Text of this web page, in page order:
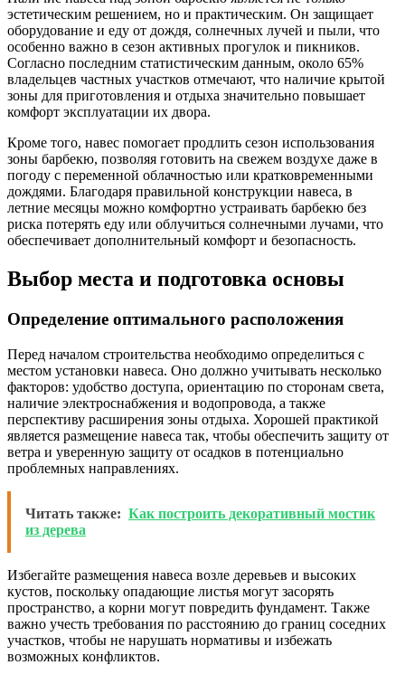
эстетическим решением, но и практическим. Он защищает
оборудование и еду от дождя, солнечных лучей и пыли, что
особенно важно в сезон активных прогулок и пикников.
Согласно последним статистическим данным, около 65%
владельцев частных участков отмечают, что наличие крытой
зоны для приготовления и отдыха значительно повышает
комфорт эксплуатации их двора.
Кроме того, навес помогает продлить сезон использования
зоны барбекю, позволяя готовить на свежем воздухе даже в
погоду с переменной облачностью или кратковременными
дождями. Благодаря правильной конструкции навеса, в
летние месяцы можно комфортно устраивать барбекю без
риска потерять еду или облучиться солнечными лучами, что
обеспечивает дополнительный комфорт и безопасность.
Выбор места и подготовка основы
Определение оптимального расположения
Перед началом строительства необходимо определиться с
местом установки навеса. Оно должно учитывать несколько
факторов: удобство доступа, ориентацию по сторонам света,
наличие электроснабжения и водопровода, а также
перспективу расширения зоны отдыха. Хорошей практикой
является размещение навеса так, чтобы обеспечить защиту от
ветра и уверенную защиту от осадков в потенциально
проблемных направлениях.
Читать также: Как построить декоративный мостик
из дерева
Избегайте размещения навеса возле деревьев и высоких
кустов, поскольку опадающие листья могут засорять
пространство, а корни могут повредить фундамент. Также
важно учесть требования по расстоянию до границ соседних
участков, чтобы не нарушать нормативы и избежать
возможных конфликтов.